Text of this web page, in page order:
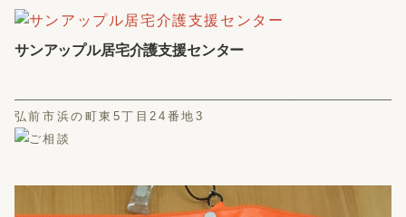
サンアップル居宅介護支援センター
弘前市浜の町東5丁目24番地3